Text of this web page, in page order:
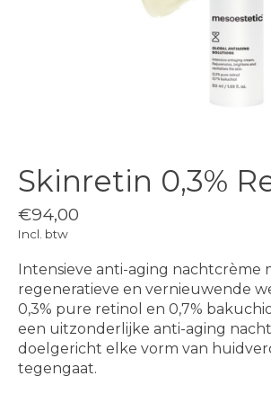
Skinretin 0,3%
€94,00
Incl. btw
Intensieve anti-aging nachtcrème
regeneratieve en vernieuwende
0,3% pure retinol en 0,7%
een uitzonderlijke anti-aging
doelgericht elke vorm van
tegengaat.